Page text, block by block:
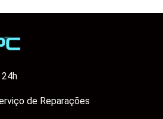
de Reparações